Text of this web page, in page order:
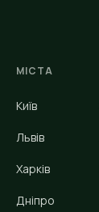
МІСТА
Київ
Львів
Харків
Дніпро